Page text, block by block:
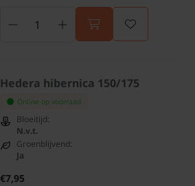
Hedera hibernica 150/175
Online op voorraad
Bloeitijd:
N.v.t.
Groenblijvend:
Ja
€7,95